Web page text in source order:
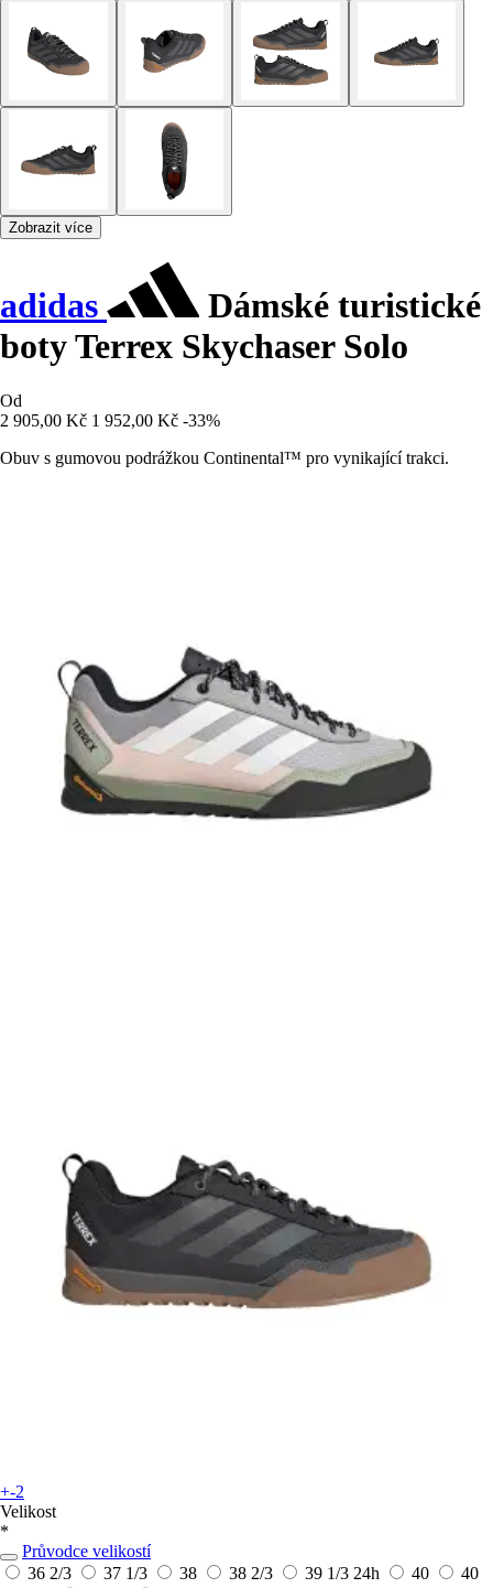
Zobrazit více
adidas
Dámské turistické
boty Terrex Skychaser Solo
Od
2 905,00 Kč 1 952,00 Kč -33%
Obuv s gumovou podrážkou Continental™ pro vynikající trakci.
+-2
Velikost
*
Průvodce velikostí
36 2/3
37 1/3 38 38 2/3 39 1/3 24h 40
40